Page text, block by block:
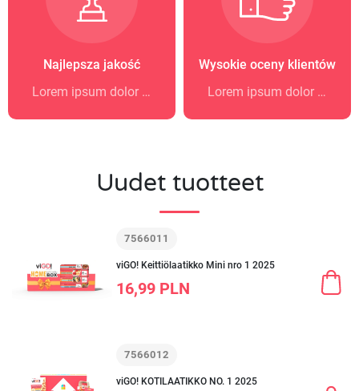
Najlepsza jakość
Lorem ipsum dolor sit amet
Wysokie oceny klientów
Lorem ipsum dolor sit amet
Uudet tuotteet
7566011
viGO! Keittiölaatikko Mini nro 1 2025
16,99 PLN
7566012
viGO! KOTILAATIKKO NO. 1 2025